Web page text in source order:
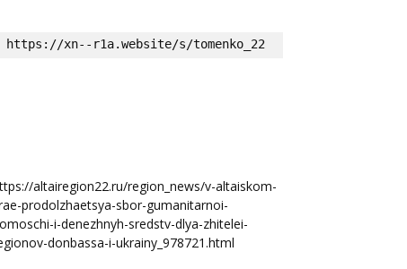
https://xn--r1a.website/s/tomenko_22
altairegion22.ru/region_news/v-altaiskom-
prodolzhaetsya-sbor-gumanitarnoi-
i-denezhnyh-sredstv-dlya-zhitelei-
donbassa-i-ukrainy_978721.html